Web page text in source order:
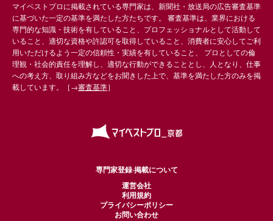
マイベストプロに掲載されている専門家は、新聞社・放送局の広告審査基準
に基づいた一定の基準を満たした方たちです。 審査基準は、業界における
専門的な知識・技術を有していること、プロフェッショナルとして活動して
いること、適切な資格や許認可を取得していること、消費者に安心してご利
用いただけるよう一定の信頼性・実績を有していること、 プロとしての倫
理観・社会的責任を理解し、適切な行動ができることとし、人となり、仕事
への考え方、取り組み方などをお聞きした上で、基準を満たした方のみを掲
載しています。［→審査基準］
専門家登録·掲載について
運営会社
利用規約
プライバシーポリシー
お問い合わせ